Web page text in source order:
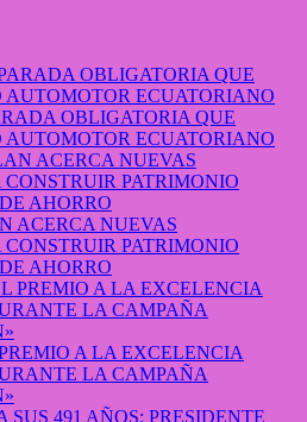
OBLIGATORIA QUE
ECUATORIANO
ACERCA NUEVAS
PATRIMONIO
AHORRO
A LA EXCELENCIA
LA CAMPAÑA